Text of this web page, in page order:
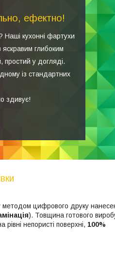
ефектно!
кухонні фартухи
глибоким
простий у догляді.
із стандартних
здивує!
методом цифрового друку
). Товщина готового
непористі поверхні, 100%